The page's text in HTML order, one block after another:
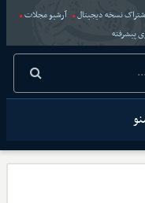
نسخه دیجیتال
آرشیو مجلات
پیشرفته